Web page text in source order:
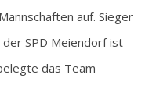
auf. Sieger
SPD Meiendorf ist
das Team